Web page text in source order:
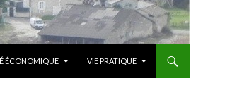
ÉCONOMIQUE VIE PRATIQUE